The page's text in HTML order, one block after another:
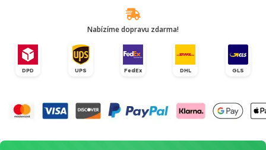
Nabízíme dopravu zdarma!
DPD UPS FedEx DHL GLS